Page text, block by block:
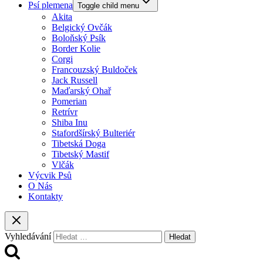
Psí plemena Toggle child menu
Akita
Belgický Ovčák
Boloňský Psík
Border Kolie
Corgi
Francouzský Buldoček
Jack Russell
Maďarský Ohař
Pomerian
Retrívr
Shiba Inu
Stafordšírský Bulteriér
Tibetská Doga
Tibetský Mastif
Vlčák
Výcvik Psů
O Nás
Kontakty
Vyhledávání